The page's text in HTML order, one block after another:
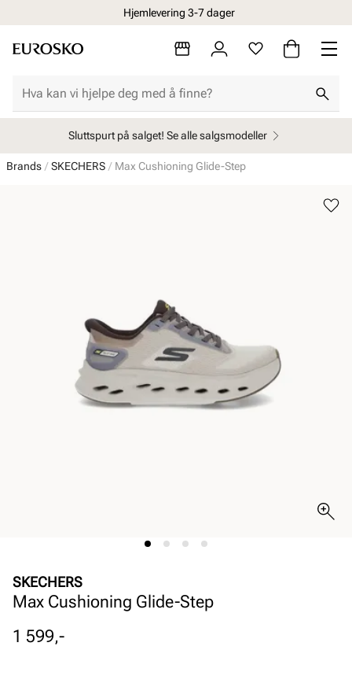
Hjemlevering 3-7 dager
Sluttspurt på salget! Se alle salgsmodeller
Brands SKECHERS Max Cushioning Glide-Step
SKECHERS
Max Cushioning Glide-Step
Pris
1 599,-